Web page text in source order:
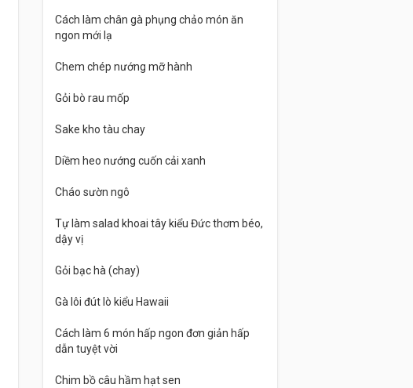
Cách làm chân gà phụng chảo món ăn
ngon mới lạ
Chem chép nướng mỡ hành
Gỏi bò rau mốp
Sake kho tàu chay
Diềm heo nướng cuốn cải xanh
Cháo sườn ngô
Tự làm salad khoai tây kiểu Đức thơm béo,
dậy vị
Gỏi bạc hà (chay)
Gà lôi đút lò kiểu Hawaii
Cách làm 6 món hấp ngon đơn giản hấp
dẫn tuyệt vời
Chim bồ câu hầm hạt sen